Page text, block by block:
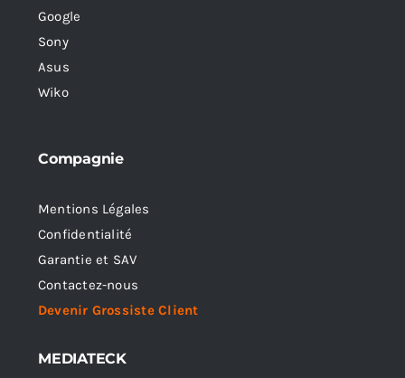
Google
Sony
Asus
Wiko
Compagnie
Mentions Légales
Confidentialité
Garantie et SAV
Contactez-nous
Devenir Grossiste Client
MEDIATECK